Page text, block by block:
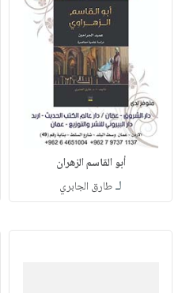
أبو القاسم الزهران
لـطارق الجابري